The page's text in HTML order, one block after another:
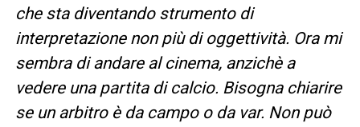
che sta diventando strumento di
interpretazione non più di oggettività. Ora mi
sembra di andare al cinema, anzichè a
vedere una partita di calcio. Bisogna chiarire
se un arbitro è da campo o da var. Non può